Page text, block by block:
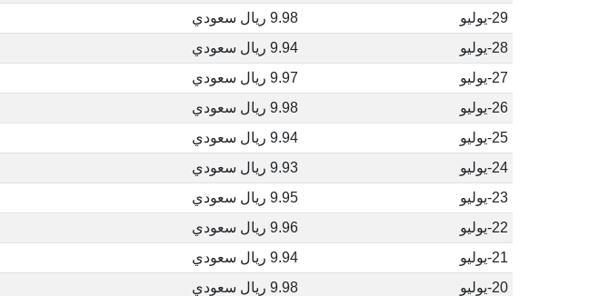
29-يوليو
9.98 ريال سعودي
28-يوليو
9.94 ريال سعودي
27-يوليو
9.97 ريال سعودي
26-يوليو
9.98 ريال سعودي
25-يوليو
9.94 ريال سعودي
24-يوليو
9.93 ريال سعودي
23-يوليو
9.95 ريال سعودي
22-يوليو
9.96 ريال سعودي
21-يوليو
9.94 ريال سعودي
20-يوليو
9.98 ريال سعودي